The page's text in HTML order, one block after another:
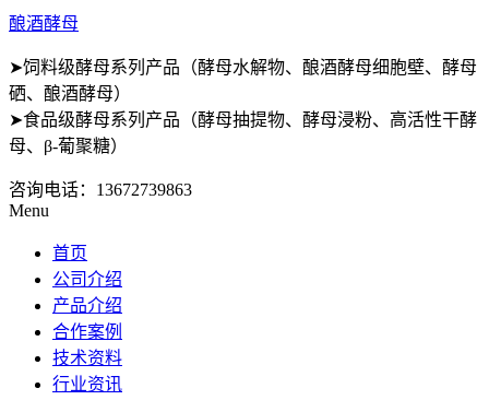
酿酒酵母
➤饲料级酵母系列产品（酵母水解物、酿酒酵母细胞壁、酵母
硒、酿酒酵母）
➤食品级酵母系列产品（酵母抽提物、酵母浸粉、高活性干酵
母、β-葡聚糖）
咨询电话： 13672739863
Menu
首页
公司介绍
产品介绍
合作案例
技术资料
行业资讯